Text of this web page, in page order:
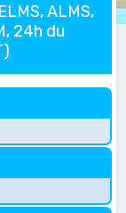
ALMS,
24h du